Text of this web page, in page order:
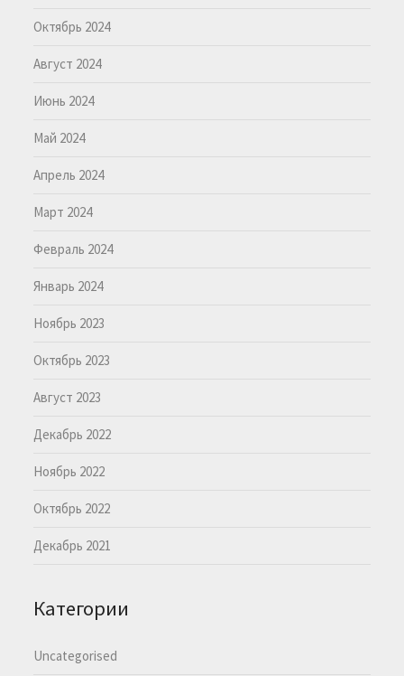
Октябрь 2024
Август 2024
Июнь 2024
Май 2024
Апрель 2024
Март 2024
Февраль 2024
Январь 2024
Ноябрь 2023
Октябрь 2023
Август 2023
Декабрь 2022
Ноябрь 2022
Октябрь 2022
Декабрь 2021
Категории
Uncategorised